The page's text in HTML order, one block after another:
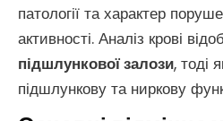
патології та характер
активності. Аналіз крові
підшлункової залози, тоді
підшлункову та ниркову